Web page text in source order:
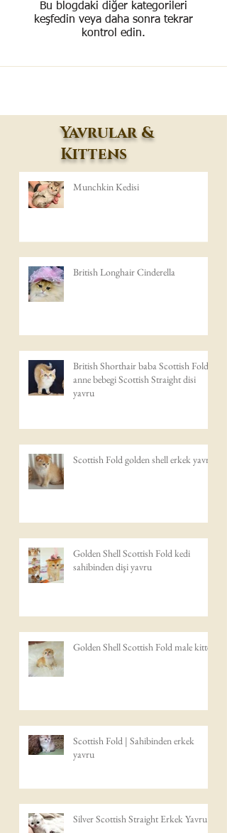
Bu blogdaki diğer kategorileri
keşfedin veya daha sonra tekrar
kontrol edin.
Yavrular &
Kittens
Munchkin Kedisi
British Longhair Cinderella
British Shorthair baba Scottish Fold
anne bebegi Scottish Straight disi
yavru
Scottish Fold golden shell erkek yavru
Golden Shell Scottish Fold kedi
sahibinden dişi yavru
Golden Shell Scottish Fold male kitten
Scottish Fold | Sahibinden erkek
yavru
Silver Scottish Straight Erkek Yavru